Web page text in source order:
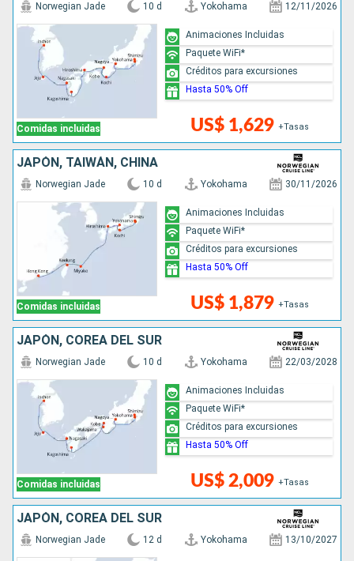
Comidas incluidas
Norwegian Jade 10 d Yokohama 12/11/2026
US$ 1,629 +Tasas
Animaciones Incluidas
Paquete WiFi*
Créditos para excursiones
Hasta 50% Off
JAPÓN, TAIWÁN, CHINA
Comidas incluidas
Norwegian Jade 10 d Yokohama 30/11/2026
US$ 1,879 +Tasas
Animaciones Incluidas
Paquete WiFi*
Créditos para excursiones
Hasta 50% Off
JAPÓN, COREA DEL SUR
Comidas incluidas
Norwegian Jade 10 d Yokohama 22/03/2028
US$ 2,009 +Tasas
Animaciones Incluidas
Paquete WiFi*
Créditos para excursiones
Hasta 50% Off
JAPÓN, COREA DEL SUR
Norwegian Jade 12 d Yokohama 13/10/2027